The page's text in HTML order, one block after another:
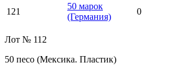
121
50 марок
(Германия)
0
Лот № 112
50 песо (Мексика. Пластик)